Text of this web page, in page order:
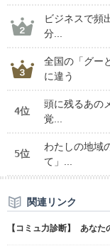
ビジネスで頻
分...
全国の「グー
に違う
4位
頭に残るあの
覚...
5位
わたしの地域
て」...
関連リンク
【コミュ力診断】 あな